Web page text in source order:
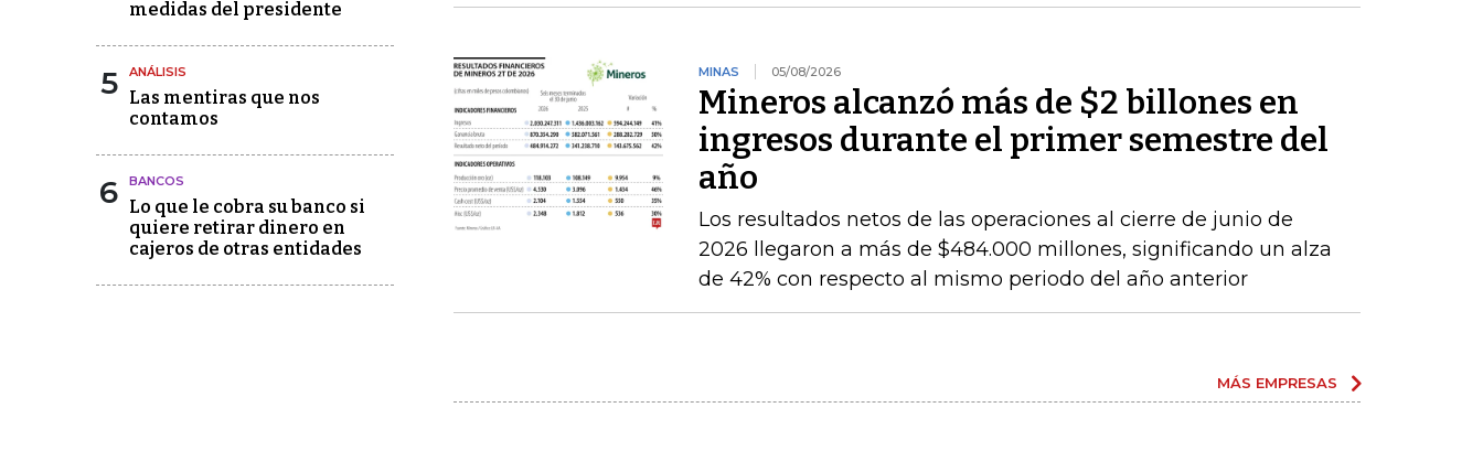
medidas del presidente
5 ANÁLISIS
Las mentiras que nos
contamos
6 BANCOS
Lo que le cobra su banco si
quiere retirar dinero en
cajeros de otras entidades
MINAS 05/08/2026
Mineros alcanzó más de $2 billones en
ingresos durante el primer semestre del
año
Los resultados netos de las operaciones al cierre de junio de
2026 llegaron a más de $484.000 millones, significando un alza
de 42% con respecto al mismo periodo del año anterior
MÁS EMPRESAS